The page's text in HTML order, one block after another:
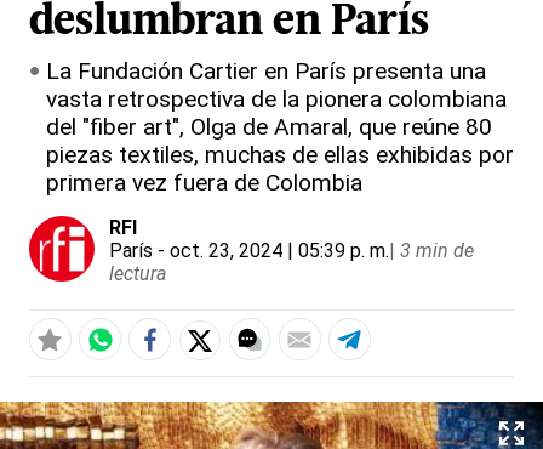
deslumbran en París
La Fundación Cartier en París presenta una
vasta retrospectiva de la pionera colombiana
del "fiber art", Olga de Amaral, que reúne 80
piezas textiles, muchas de ellas exhibidas por
primera vez fuera de Colombia
RFI
París - oct. 23, 2024 | 05:39 p. m.| 3 min de
lectura